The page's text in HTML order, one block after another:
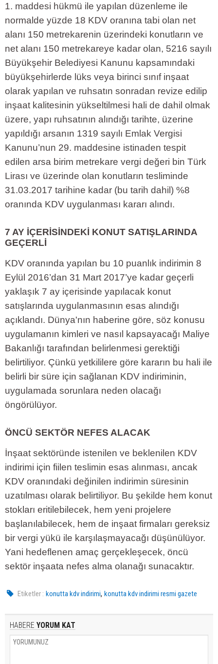
1. maddesi hükmü ile yapılan düzenleme ile
normalde yüzde 18 KDV oranına tabi olan net
alanı 150 metrekarenin üzerindeki konutların ve
net alanı 150 metrekareye kadar olan, 5216 sayılı
Büyükşehir Belediyesi Kanunu kapsamındaki
büyükşehirlerde lüks veya birinci sınıf inşaat
olarak yapılan ve ruhsatın sonradan revize edilip
inşaat kalitesinin yükseltilmesi hali de dahil olmak
üzere, yapı ruhsatının alındığı tarihte, üzerine
yapıldığı arsanın 1319 sayılı Emlak Vergisi
Kanunu’nun 29. maddesine istinaden tespit
edilen arsa birim metrekare vergi değeri bin Türk
Lirası ve üzerinde olan konutların tesliminde
31.03.2017 tarihine kadar (bu tarih dahil) %8
oranında KDV uygulanması kararı alındı.
7 AY İÇERİSİNDEKİ KONUT SATIŞLARINDA
GEÇERLİ
KDV oranında yapılan bu 10 puanlık indirimin 8
Eylül 2016’dan 31 Mart 2017’ye kadar geçerli
yaklaşık 7 ay içerisinde yapılacak konut
satışlarında uygulanmasının esas alındığı
açıklandı. Dünya'nın haberine göre, söz konusu
uygulamanın kimleri ve nasıl kapsayacağı Maliye
Bakanlığı tarafından belirlenmesi gerektiği
belirtiliyor. Çünkü yetkililere göre kararın bu hali ile
belirli bir süre için sağlanan KDV indiriminin,
uygulamada sorunlara neden olacağı
öngörülüyor.
ÖNCÜ SEKTÖR NEFES ALACAK
İnşaat sektöründe istenilen ve beklenilen KDV
indirimi için fiilen teslimin esas alınması, ancak
KDV oranındaki değinilen indirimin süresinin
uzatılması olarak belirtiliyor. Bu şekilde hem konut
stokları eritilebilecek, hem yeni projelere
başlanılabilecek, hem de inşaat firmaları gereksiz
bir vergi yükü ile karşılaşmayacağı düşünülüyor.
Yani hedeflenen amaç gerçekleşecek, öncü
sektör inşaata nefes alma olanağı sunacaktır.
Etiketler : konutta kdv indirimi,konutta kdv indirimi resmi gazete
HABERE YORUM KAT